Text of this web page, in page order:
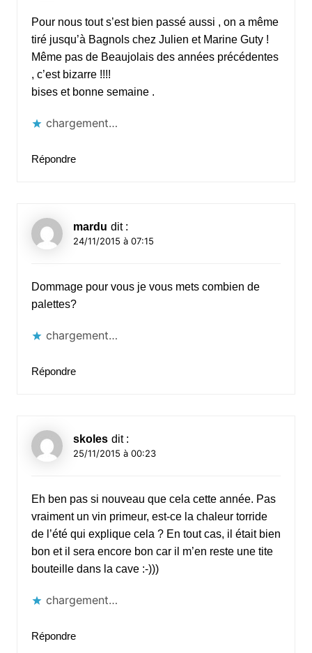
Pour nous tout s’est bien passé aussi , on a même
tiré jusqu’à Bagnols chez Julien et Marine Guty !
Même pas de Beaujolais des années précédentes
, c’est bizarre !!!!
bises et bonne semaine .
chargement…
Répondre
mardu dit :
24/11/2015 à 07:15
Dommage pour vous je vous mets combien de
palettes?
chargement…
Répondre
skoles dit :
25/11/2015 à 00:23
Eh ben pas si nouveau que cela cette année. Pas
vraiment un vin primeur, est-ce la chaleur torride
de l’été qui explique cela ? En tout cas, il était bien
bon et il sera encore bon car il m’en reste une tite
bouteille dans la cave :-)))
chargement…
Répondre